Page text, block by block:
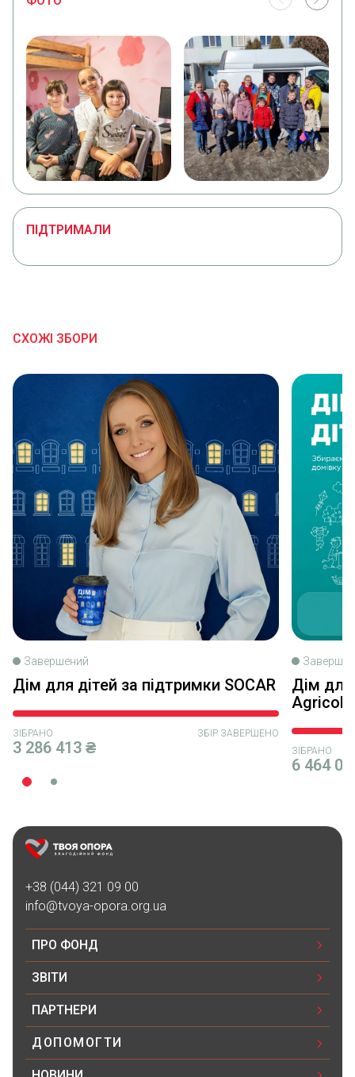
ПІДТРИМАЛИ
СХОЖІ ЗБОРИ
Завершений
Дім для дітей за підтримки SOCAR
ЗІБРАНО
3 286 413 ₴
ЗБІР ЗАВЕРШЕНО
Дім для
Agricole
ЗІБРАНО
6 464
+38 (044) 321 09 00
info@tvoya-opora.org.ua
ПРО ФОНД
ЗВІТИ
ПАРТНЕРИ
ДОПОМОГТИ